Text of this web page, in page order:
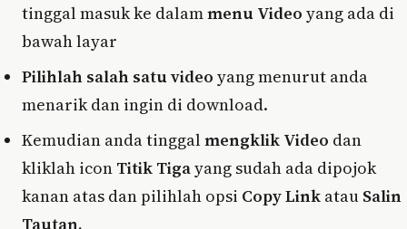
tinggal masuk ke dalammenu Video yang ada di
bawah layar
Pilihlah salah satu video yang menurut anda
menarik dan ingin di download.
Kemudian anda tinggalmengklik Video dan
kliklah icon Titik Tigayang sudah ada dipojok
kanan atas dan pilihlah opsi Copy Link atau Salin
Tautan.